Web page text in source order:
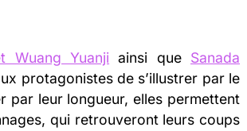
Wuang Yuanji ainsi que Sanada
protagonistes de s’illustrer par le
par leur longueur, elles permettent
qui retrouveront leurs coups